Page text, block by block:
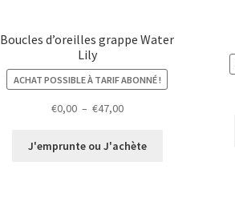
Boucles d’oreilles grappe Water
Lily
ACHAT POSSIBLE À TARIF ABONNÉ !
€0,00 – €47,00Plage
prix :
J'emprunte ou J'achète